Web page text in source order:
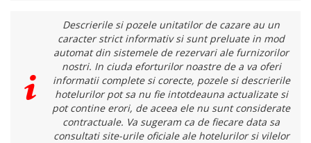
Descrierile si pozele unitatilor de cazare au un
caracter strict informativ si sunt preluate in mod
automat din sistemele de rezervari ale furnizorilor
nostri. In ciuda eforturilor noastre de a va oferi
informatii complete si corecte, pozele si descrierile
hotelurilor pot sa nu fie intotdeauna actualizate si
pot contine erori, de aceea ele nu sunt considerate
contractuale. Va sugeram ca de fiecare data sa
consultati site-urile oficiale ale hotelurilor si vilelor